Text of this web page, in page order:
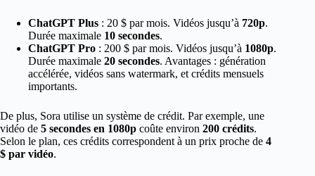
ChatGPT Plus : 20 $ par mois. Vidéos jusqu’à 720p.
Durée maximale 10 secondes.
ChatGPT Pro : 200 $ par mois. Vidéos jusqu’à 1080p.
Durée maximale 20 secondes. Avantages : génération
accélérée, vidéos sans watermark, et crédits mensuels
importants.
De plus, Sora utilise un système de crédit. Par exemple, une
vidéo de 5 secondes en 1080p coûte environ 200 crédits.
Selon le plan, ces crédits correspondent à un prix proche de 4
$ par vidéo.